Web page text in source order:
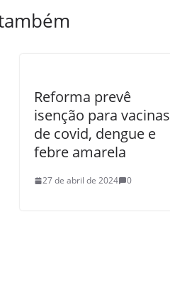
Reforma prevê
isenção para vacinas
de covid, dengue e
febre amarela
27 de abril de 2024 0